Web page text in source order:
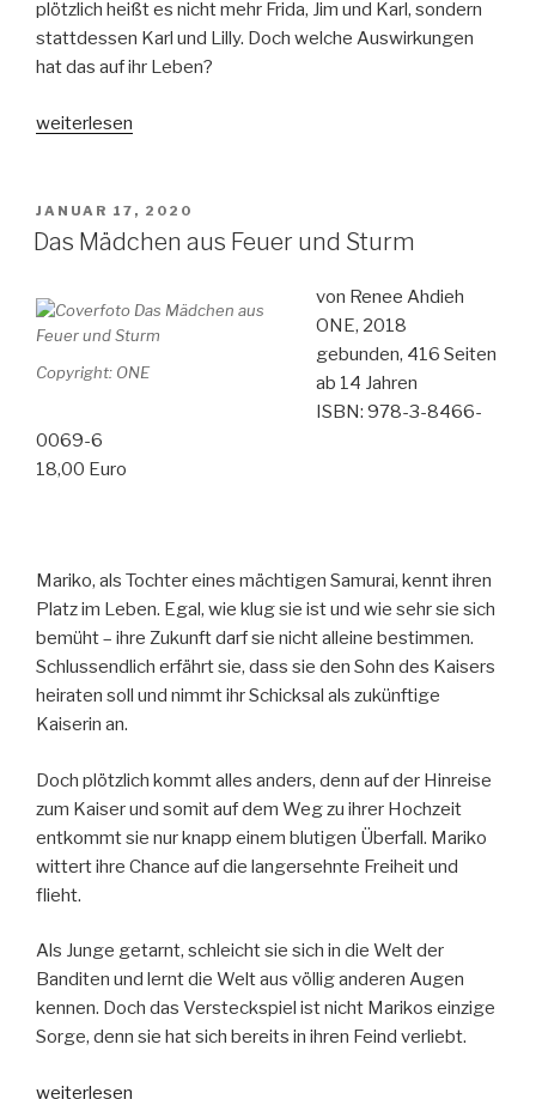
plötzlich heißt es nicht mehr Frida, Jim und Karl, sondern
stattdessen Karl und Lilly. Doch welche Auswirkungen
hat das auf ihr Leben?
„Der
seine
Vögel
und
ist
weiterlesen
VERÖFFENTLICHT
AM
JANUAR 17, 2020
Das Mädchen aus Feuer und Sturm
Copyright: ONE
von Renee Ahdieh
ONE, 2018
gebunden, 416 Seiten
ab 14 Jahren
ISBN: 978-3-8466-
0069-6
18,00 Euro
Mariko, als Tochter eines mächtigen Samurai, kennt ihren
Platz im Leben. Egal, wie klug sie ist und wie sehr sie sich
bemüht – ihre Zukunft darf sie nicht alleine bestimmen.
Schlussendlich erfährt sie, dass sie den Sohn des Kaisers
heiraten soll und nimmt ihr Schicksal als zukünftige
Kaiserin an.
Doch plötzlich kommt alles anders, denn auf der Hinreise
zum Kaiser und somit auf dem Weg zu ihrer Hochzeit
entkommt sie nur knapp einem blutigen Überfall. Mariko
wittert ihre Chance auf die langersehnte Freiheit und
flieht.
Als Junge getarnt, schleicht sie sich in die Welt der
Banditen und lernt die Welt aus völlig anderen Augen
kennen. Doch das Versteckspiel ist nicht Marikos einzige
Sorge, denn sie hat sich bereits in ihren Feind verliebt.
„Das
weiterlesen